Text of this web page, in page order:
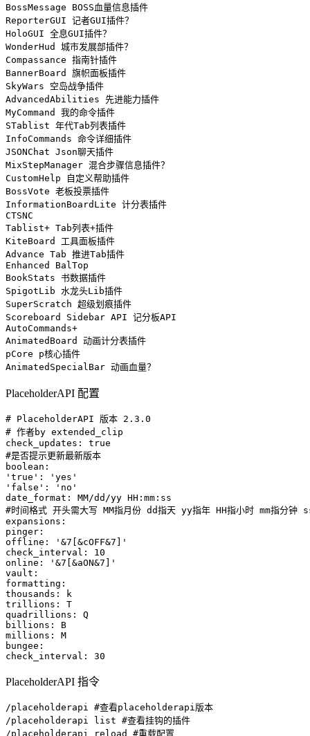
BossMessage BOSS血量信息插件
ReporterGUI 记者GUI插件？
HoloGUI 全息GUI插件？
WonderHud 城市发展部插件？
Compassance 指南针插件
BannerBoard 旗帜面板插件
SkyWars 空岛战争插件
AdvancedAbilities 先进能力插件
MyCommand 我的命令插件
STablist 年代Tab列表插件
InfoCommands 命令详细插件
JSONChat Json聊天插件
MixStepManager 混合步骤信息插件？
CustomHelp 自定义帮助插件
BossVote 老板投票插件
InformationBoardLite 计分表插件
CTSNC
Tablist+ Tab列表+插件
KiteBoard 工具面板插件
Advance Tab 推进Tab插件
Enhanced BalTop
BookStats 书数据插件
SpigotLib 水龙头Lib插件
SuperScratch 超级划痕插件
Scoreboard Sidebar API 记分板API
AutoCommands+
AnimatedBoard 动画计分表插件
pCore p核心插件
AnimatedSpecialBar 动画血量？
PlaceholderAPI 配置
# PlaceholderAPI 版本 2.3.0
# 作者by extended_clip
check_updates: true
#是否提示更新最新版本
boolean:
'true': 'yes'
'false': 'no'
date_format: MM/dd/yy HH:mm:ss
#时间格式 开头需大写 MM指月份 dd指天 yy指年 HH指小时 mm指分钟
expansions:
pinger:
offline: '&7[&cOFF&7]'
check_interval: 10
online: '&7[&aON&7]'
vault:
formatting:
thousands: k
trillions: T
quadrillions: Q
billions: B
millions: M
bungee:
check_interval: 30
PlaceholderAPI 指令
/placeholderapi #查看placeholderapi版本
/placeholderapi list #查看挂钩的插件
/placeholderapi reload #重载配置